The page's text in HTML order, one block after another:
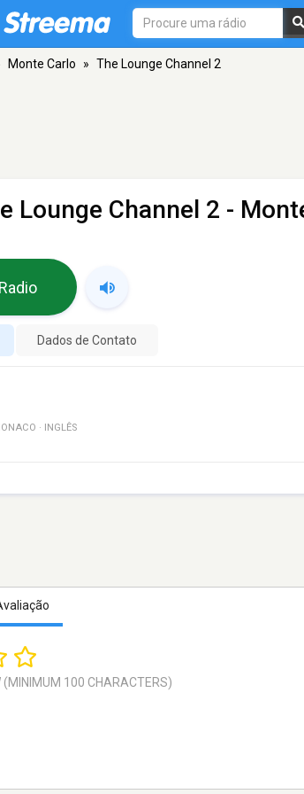
Monte Carlo » The Lounge Channel 2
Lounge Channel 2 -
Dados de Contato
· INGLÊS